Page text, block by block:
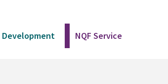
Development NQF Service